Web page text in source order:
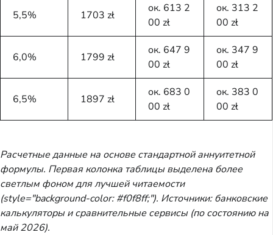
5,5% 1703 zł
ок. 613 2
00 zł
ок. 313 2
00 zł
6,0% 1799 zł
ок. 647 9
00 zł
ок. 347 9
00 zł
6,5% 1897 zł
ок. 683 0
00 zł
ок. 383 0
00 zł
Расчетные данные на основе стандартной аннуитетной
формулы. Первая колонка таблицы выделена более
светлым фоном для лучшей читаемости
(style="background-color: #f0f8ff;"). Источники: банковские
калькуляторы и сравнительные сервисы (по состоянию на
май 2026).